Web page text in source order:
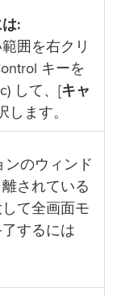
:
囲を右クリ
キーを
して、[ キャ
します。
ンのウィンド
されている
て全画面モ
するには